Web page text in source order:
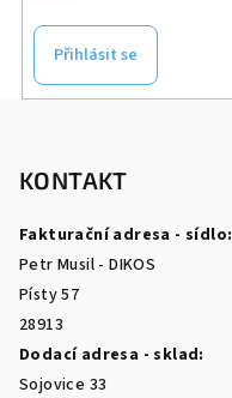
Přihlásit se
KONTAKT
Fakturační adresa - sídlo:
Petr Musil - DIKOS
Písty 57
28913
Dodací adresa - sklad:
Sojovice 33